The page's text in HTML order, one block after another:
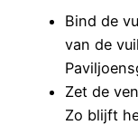
Bind de
van de
Zet de
Zo blijft